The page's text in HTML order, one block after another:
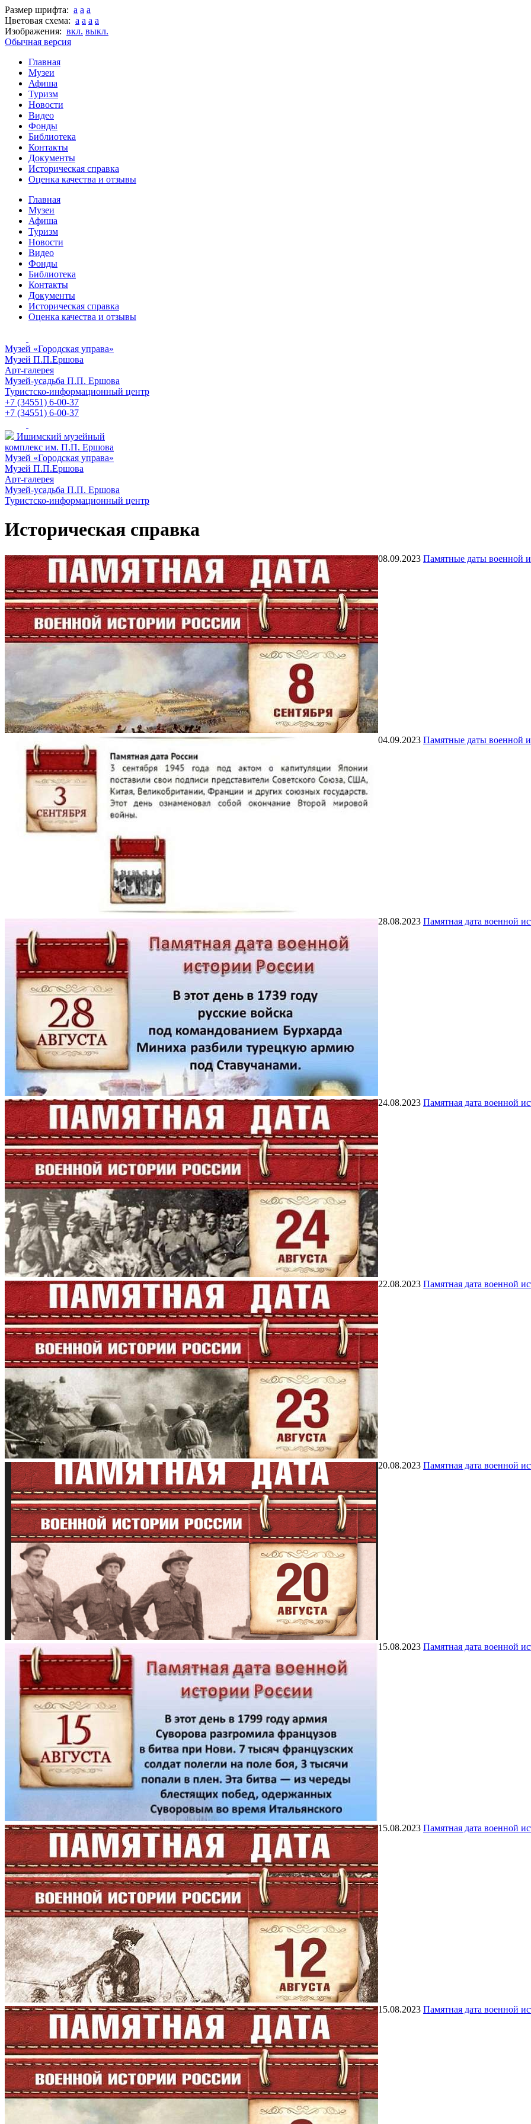
Размер шрифта: a a a
Цветовая схема: a a a a
Изображения: вкл. выкл.
Обычная версия
Главная
Музеи
Афиша
Туризм
Новости
Видео
Фонды
Библиотека
Контакты
Документы
Историческая справка
Оценка качества и отзывы
Главная
Музеи
Афиша
Туризм
Новости
Видео
Фонды
Библиотека
Контакты
Документы
Историческая справка
Оценка качества и отзывы
Музей «Городская управа»
Музей П.П.Ершова
Арт-галерея
Музей-усадьба П.П. Ершова
Туристско-информационный центр
+7 (34551) 6-00-37
+7 (34551) 6-00-37
Ишимский музейный
комплекс им. П.П. Ершова
Музей «Городская управа»
Музей П.П.Ершова
Арт-галерея
Музей-усадьба П.П. Ершова
Туристско-информационный центр
Историческая справка
08.09.2023 Памятные даты военной
04.09.2023 Памятные даты военной
28.08.2023 Памятная дата военной
24.08.2023 Памятная дата военной
22.08.2023 Памятная дата военной
20.08.2023 Памятная дата военной
15.08.2023 Памятная дата военной
15.08.2023 Памятная дата военной
15.08.2023 Памятная дата военной